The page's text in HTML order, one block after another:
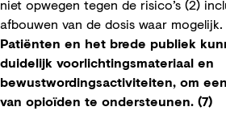
niet opwegen tegen de risico’s (2)
afbouwen van de dosis waar
Patiënten en het brede publiek
duidelijk voorlichtingsmateriaal en
bewustwordingsactiviteiten, om
van opioïden te ondersteunen. (7)